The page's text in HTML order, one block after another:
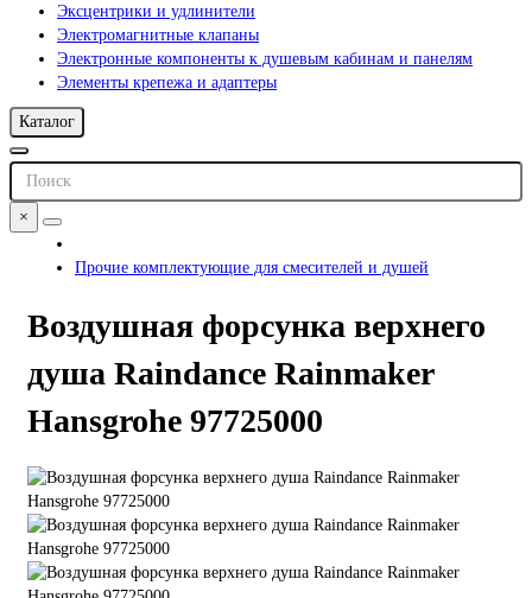
Эксцентрики и удлинители
Электромагнитные клапаны
Электронные компоненты к душевым кабинам и панелям
Элементы крепежа и адаптеры
Каталог
×
Прочие комплектующие для смесителей и душей
Воздушная форсунка верхнего
душа Raindance Rainmaker
Hansgrohe 97725000